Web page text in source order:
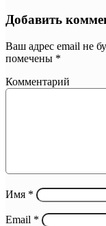
Добавить
Ваш адрес email не
помечены *
Комментарий
Имя *
Email *